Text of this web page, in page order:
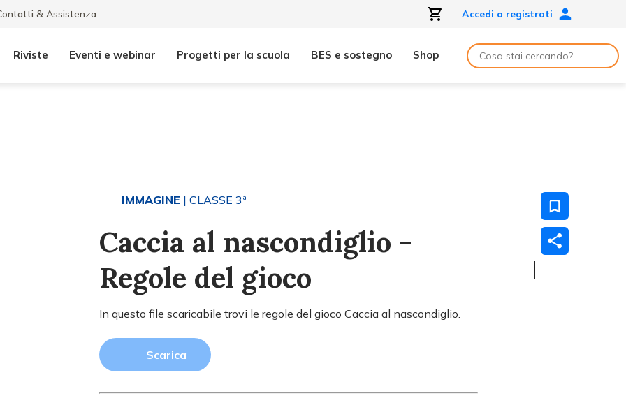
& Assistenza Accedi o registrati
Riviste Eventi e webinar Progetti per la scuola BES e sostegno Shop
IMMAGINE | CLASSE 3ª
Caccia al nascondiglio -
Regole del gioco
In questo file scaricabile trovi le regole del gioco Caccia al nascondiglio.
Scarica